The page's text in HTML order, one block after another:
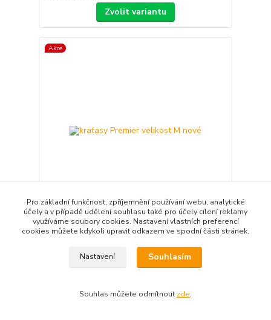
Zvolit variantu
Akce
kraťasy Premier velikost M nové
ks
Pro základní funkčnost, zpříjemnění používání webu, analytické
účely a v případě udělení souhlasu také pro účely cílení reklamy
využíváme soubory cookies. Nastavení vlastních preferencí
cookies můžete kdykoli upravit odkazem ve spodní části stránek.
Nastavení Souhlasím
Souhlas můžete odmítnout zde.